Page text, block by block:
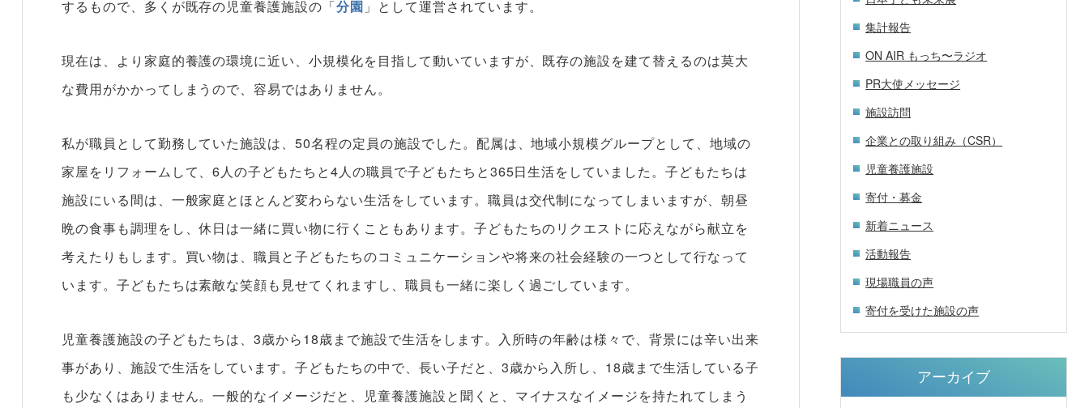
するもので、多くが既存の児童養護施設の「分園 」として運営されています。
現在は、より家庭的養護の環境に近い、小規模化を目指して動いていますが、既存の施設を建て替えるのは莫大
な費用がかかってしまうので、容易ではありません。
私が職員として勤務していた施設は、50名程の定員の施設でした。配属は、地域小規模グループとして、地域の
家屋をリフォームして、6人の子どもたちと4人の職員で子どもたちと365日生活をしていました。子どもたちは
施設にいる間は、一般家庭とほとんど変わらない生活をしています。職員は交代制になってしまいますが、朝昼
晩の食事も調理をし、休日は一緒に買い物に行くこともあります。子どもたちのリクエストに応えながら献立を
考えたりもします。買い物は、職員と子どもたちのコミュニケーションや将来の社会経験の一つとして行なって
います。子どもたちは素敵な笑顔も見せてくれますし、職員も一緒に楽しく過ごしています。
児童養護施設の子どもたちは、3歳から18歳まで施設で生活をします。入所時の年齢は様々で、背景には辛い出来
事があり、施設で生活をしています。子どもたちの中で、長い子だと、3歳から入所し、18歳まで生活している子
も少なくはありません。一般的なイメージだと、児童養護施設と聞くと、マイナスなイメージを持たれてしまう
集計報告
ON AIR もっち〜ラジオ
PR大使メッセージ
施設訪問
企業との取り組み（CSR）
児童養護施設
寄付・募金
新着ニュース
活動報告
現場職員の声
寄付を受けた施設の声
アーカイブ